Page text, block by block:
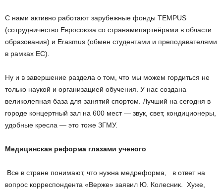
С нами активно работают зарубежные фонды TEMPUS
(сотрудничество Евросоюза со странами­партнёрами в области
образования) и Erasmus (обмен студентами и преподавателями
в рамках ЕС).
Ну и в завершение раздела о том, что мы можем гордиться не
только наукой и организацией обучения. У нас создана
великолепная база для занятий спортом. Лучший на сегодня в
городе концертный зал на 600 мест — звук, свет, кондиционеры,
удобные кресла — это тоже ЗГМУ.
Медицинская реформа глазами ученого
­ Все в стране понимают, что нужна медреформа, ­ в ответ на
вопрос корреспондента «Верже» заявил Ю. Колесник. ­ Хуже,